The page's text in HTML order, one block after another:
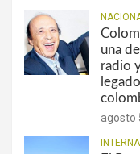
una
radio
agosto